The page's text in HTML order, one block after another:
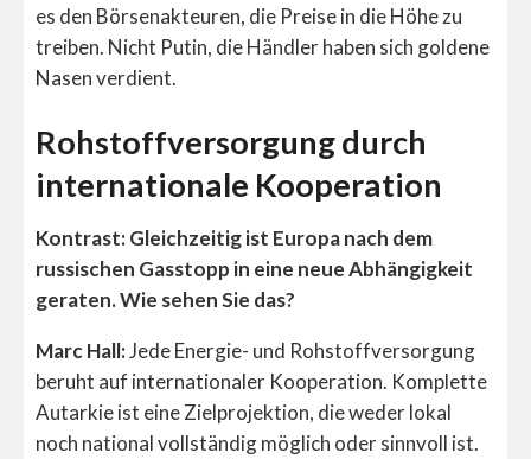
es den Börsenakteuren, die Preise in die Höhe zu
treiben. Nicht Putin, die Händler haben sich goldene
Nasen verdient.
Rohstoffversorgung durch
internationale Kooperation
Kontrast: Gleichzeitig ist Europa nach dem
russischen Gasstopp in eine neue Abhängigkeit
geraten. Wie sehen Sie das?
Marc Hall:Jede Energie- und Rohstoffversorgung
beruht auf internationaler Kooperation. Komplette
Autarkie ist eine Zielprojektion, die weder lokal
noch national vollständig möglich oder sinnvoll ist.